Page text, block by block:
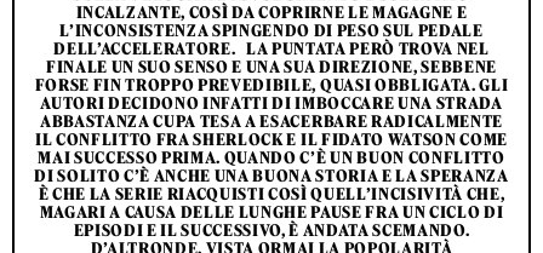
INCALZANTE, COSÌ DA COPRIRNE LE MAGAGNE E
L’INCONSISTENZA SPINGENDO DI PESO SUL PEDALE
DELL’ACCELERATORE. LA PUNTATA PERÒ TROVA NEL
FINALE UN SUO SENSO E UNA SUA DIREZIONE, SEBBENE
FORSE FIN TROPPO PREVEDIBILE, QUASI OBBLIGATA. GLI
AUTORI DECIDONO INFATTI DI IMBOCCARE UNA STRADA
ABBASTANZA CUPA TESA A ESACERBARE RADICALMENTE
IL CONFLITTO FRA SHERLOCK E IL FIDATO WATSON COME
MAI SUCCESSO PRIMA. QUANDO C’È UN BUON CONFLITTO
DI SOLITO C’È ANCHE UNA BUONA STORIA E LA SPERANZA
È CHE LA SERIE RIACQUISTI COSÌ QUELL’INCISIVITÀ CHE,
MAGARI A CAUSA DELLE LUNGHE PAUSE FRA UN CICLO DI
EPISODI E IL SUCCESSIVO, È ANDATA SCEMANDO.